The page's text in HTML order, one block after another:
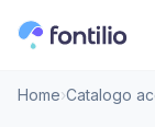
Home›Catalogo